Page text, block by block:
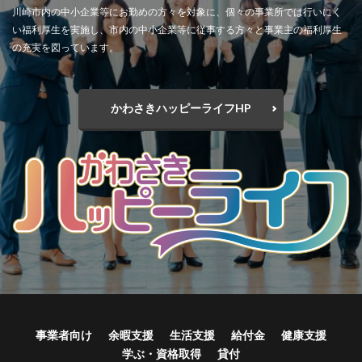
川崎市内の中小企業等にお勤めの方々を対象に、個々の事業所では行いにく
い福利厚生を実施し、市内の中小企業等に従事する方々と事業主の福利厚生
の充実を図っています。
かわさきハッピーライフHP
事業者向け 余暇支援 生活支援 給付金
健康支援
学ぶ・資格取得
貸付